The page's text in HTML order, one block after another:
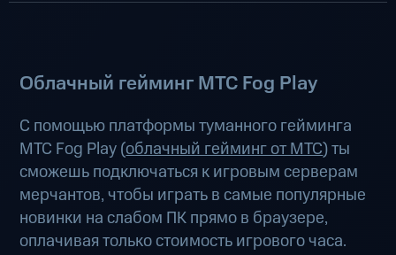
Облачный гейминг МТС Fog Play
С помощью платформы туманного гейминга
МТС Fog Play (облачный гейминг от МТС) ты
сможешь подключаться к игровым серверам
мерчантов, чтобы играть в самые популярные
новинки на слабом ПК прямо в браузере,
оплачивая только стоимость игрового часа.